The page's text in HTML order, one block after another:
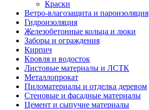
Краски
Ветро-влагозащита и пароизоляция
Гидроизоляция
Железобетонные кольца и люки
Заборы и ограждения
Кирпич
Кровля и водосток
Листовые материалы и ЛСТК
Металлопрокат
Пиломатериалы и отделка деревом
Стеновые и фасадные материалы
Цемент и сыпучие материалы